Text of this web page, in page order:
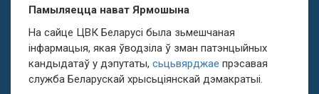
Памыляецца нават Ярмошына
На сайце ЦВК Беларусі была зьмешчаная
інфармацыя, якая ўводзіла ў зман патэнцыйных
кандыдатаў у дэпутаты, сьцьвярджае прэсавая
служба Беларускай хрысьціянскай дэмакратыі.